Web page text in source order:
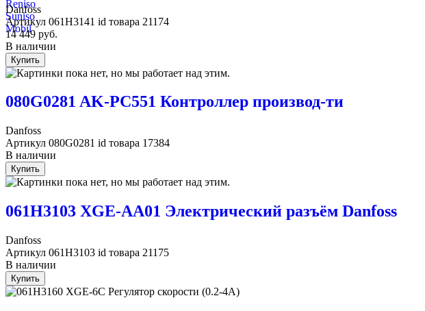
Reniso
Suniso
Mobil
Danfoss
Артикул 061H3141 id товара 21174
14 449 руб.
В наличии
Купить
080G0281 AK-PC551 Контроллер производ-ти
Danfoss
Артикул 080G0281 id товара 17384
В наличии
Купить
061H3103 XGE-AA01 Электрический разъём Danfoss
Danfoss
Артикул 061H3103 id товара 21175
В наличии
Купить